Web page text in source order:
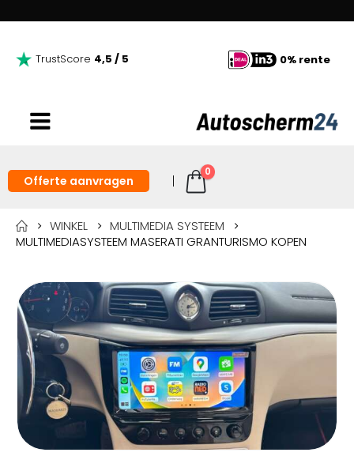
TrustScore 4,5 / 5 0% rente
Offerte aanvragen
0
WINKEL
MULTIMEDIA SYSTEEM
MULTIMEDIASYSTEEM MASERATI GRANTURISMO KOPEN